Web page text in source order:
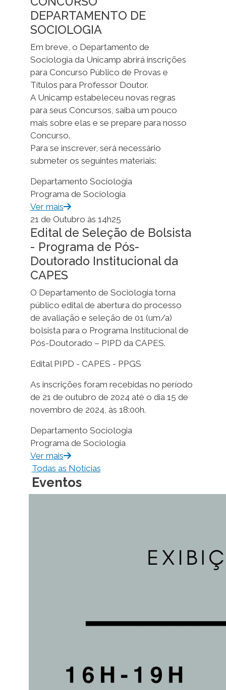
DEPARTAMENTO DE
SOCIOLOGIA
Em breve, o Departamento de
Sociologia da Unicamp abrirá inscrições
para Concurso Público de Provas e
Títulos para Professor Doutor.
A Unicamp estabeleceu novas regras
para seus Concursos, saiba um pouco
mais sobre elas e se prepare para nosso
Concurso.
Para se inscrever, será necessário
submeter os seguintes materiais:
Departamento Sociologia
Programa de Sociologia
Ver mais
21 de Outubro às 14h25
Edital de Seleção de Bolsista
- Programa de Pós-
Doutorado Institucional da
CAPES
O Departamento de Sociologia torna
público edital de abertura do processo
de avaliação e seleção de 01 (um/a)
bolsista para o Programa Institucional de
Pós-Doutorado – PIPD da CAPES.
Edital PIPD - CAPES - PPGS
As inscrições foram recebidas no período
de 21 de outubro de 2024 até o dia 15 de
novembro de 2024, às 18:00h.
Departamento Sociologia
Programa de Sociologia
Ver mais
Todas as Notícias
Eventos